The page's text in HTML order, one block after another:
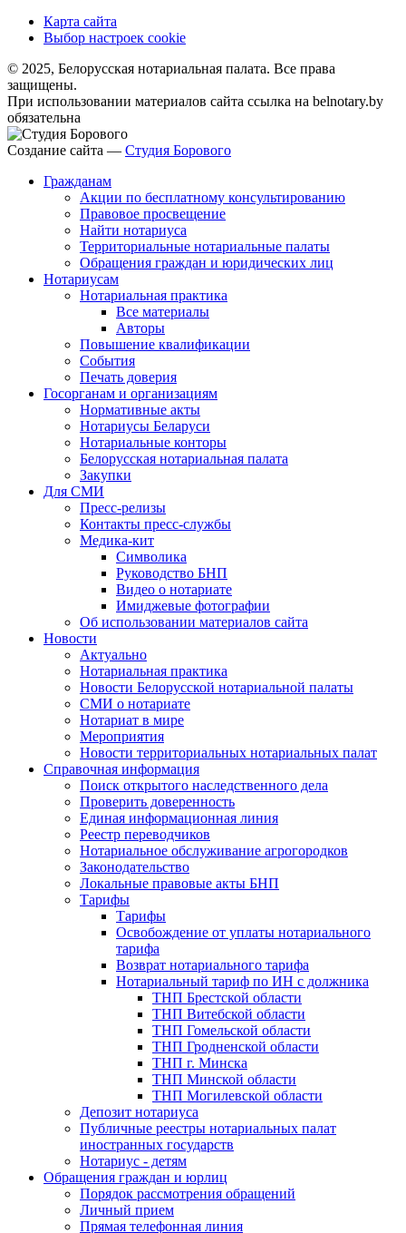
Карта сайта
Выбор настроек cookie
© 2025, Белорусская нотариальная палата. Все права
защищены.
При использовании материалов сайта ссылка на belnotary.by
обязательна
Создание сайта — Студия Борового
Гражданам
Акции по бесплатному консультированию
Правовое просвещение
Найти нотариуса
Территориальные нотариальные палаты
Обращения граждан и юридических лиц
Нотариусам
Нотариальная практика
Все материалы
Авторы
Повышение квалификации
События
Печать доверия
Госорганам и организациям
Нормативные акты
Нотариусы Беларуси
Нотариальные конторы
Белорусская нотариальная палата
Закупки
Для СМИ
Пресс-релизы
Контакты пресс-службы
Медика-кит
Символика
Руководство БНП
Видео о нотариате
Имиджевые фотографии
Об использовании материалов сайта
Новости
Актуально
Нотариальная практика
Новости Белорусской нотариальной палаты
СМИ о нотариате
Нотариат в мире
Мероприятия
Новости территориальных нотариальных палат
Справочная информация
Поиск открытого наследственного дела
Проверить доверенность
Единая информационная линия
Реестр переводчиков
Нотариальное обслуживание агрогородков
Законодательство
Локальные правовые акты БНП
Тарифы
Тарифы
Освобождение от уплаты нотариального
тарифа
Возврат нотариального тарифа
Нотариальный тариф по ИН с должника
ТНП Брестской области
ТНП Витебской области
ТНП Гомельской области
ТНП Гродненской области
ТНП г. Минска
ТНП Минской области
ТНП Могилевской области
Депозит нотариуса
Публичные реестры нотариальных палат
иностранных государств
Нотариус - детям
Обращения граждан и юрлиц
Порядок рассмотрения обращений
Личный прием
Прямая телефонная линия